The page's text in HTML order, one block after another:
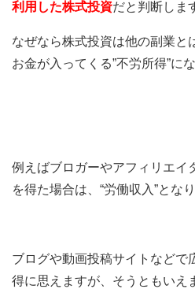
利用した株式投資だと判断しま
なぜなら株式投資は他の副業と
お金が入ってくる”不労所得”に
例えばブロガーやアフィリエイ
を得た場合は、“労働収入”となり
ブログや動画投稿サイトなどで
得に思えますが、そうともいえ